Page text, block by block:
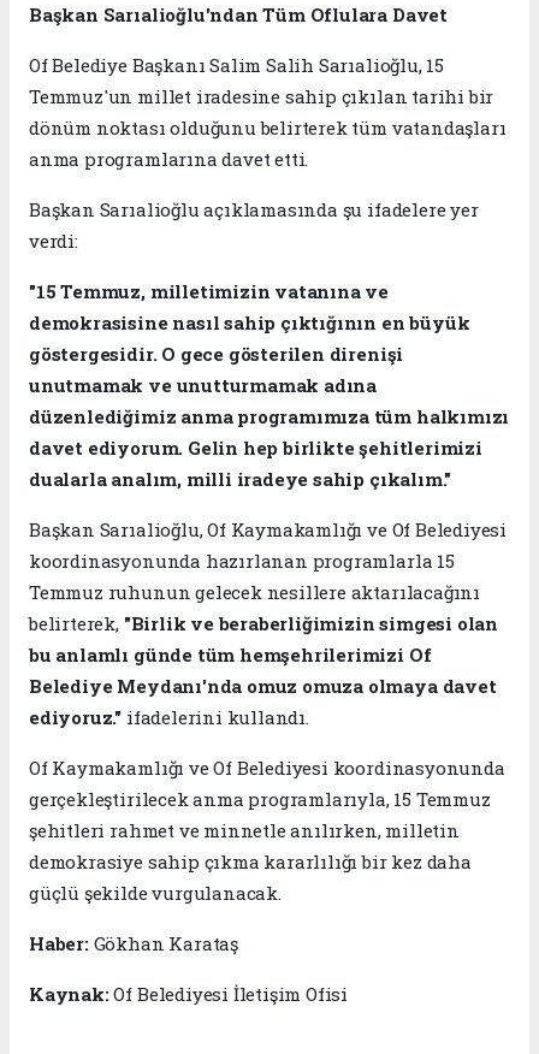
Başkan Sarıalioğlu'ndan Tüm Oflulara Davet
Of Belediye Başkanı Salim Salih Sarıalioğlu, 15
Temmuz'un millet iradesine sahip çıkılan tarihi bir
dönüm noktası olduğunu belirterek tüm vatandaşları
anma programlarına davet etti.
Başkan Sarıalioğlu açıklamasında şu ifadelere yer
verdi:
"15 Temmuz, milletimizin vatanına ve
demokrasisine nasıl sahip çıktığının en büyük
göstergesidir. O gece gösterilen direnişi
unutmamak ve unutturmamak adına
düzenlediğimiz anma programımıza tüm halkımızı
davet ediyorum. Gelin hep birlikte şehitlerimizi
dualarla analım, milli iradeye sahip çıkalım."
Başkan Sarıalioğlu, Of Kaymakamlığı ve Of Belediyesi
koordinasyonunda hazırlanan programlarla 15
Temmuz ruhunun gelecek nesillere aktarılacağını
belirterek, "Birlik ve beraberliğimizin simgesi olan
bu anlamlı günde tüm hemşehrilerimizi Of
Belediye Meydanı'nda omuz omuza olmaya davet
ediyoruz." ifadelerini kullandı.
Of Kaymakamlığı ve Of Belediyesi koordinasyonunda
gerçekleştirilecek anma programlarıyla, 15 Temmuz
şehitleri rahmet ve minnetle anılırken, milletin
demokrasiye sahip çıkma kararlılığı bir kez daha
güçlü şekilde vurgulanacak.
Haber: Gökhan Karataş
Kaynak:Of Belediyesi İletişim Ofisi